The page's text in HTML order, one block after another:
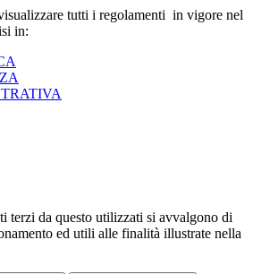
tutti i regolamenti in vigore nel
in:
terzi da questo utilizzati si avvalgono di
ed utili alle finalità illustrate nella